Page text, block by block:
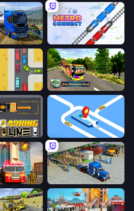
Truck Driving Simulator Game Metro Connect
Bus Simulator Real
Drive Taxi
Fire Truck Driving School Offroad Cargo Transport Truck